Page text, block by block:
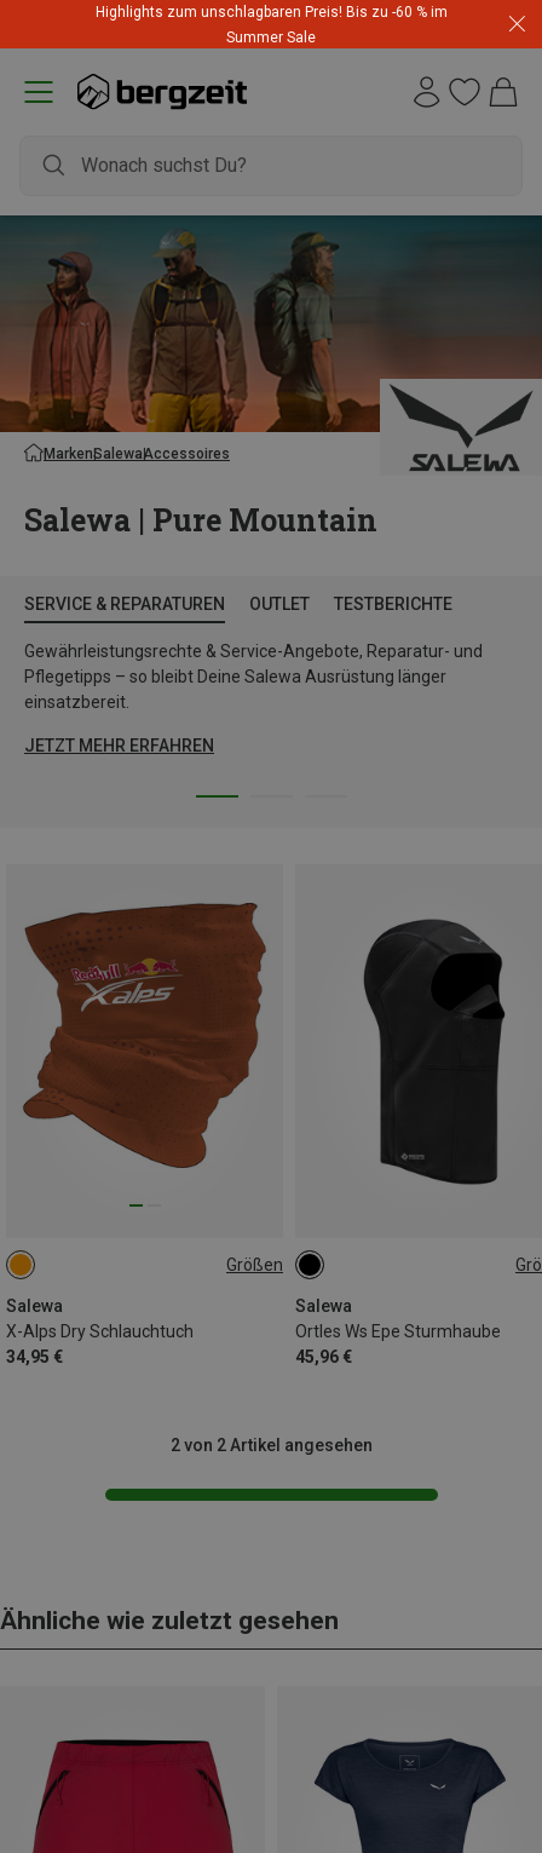
Highlights zum unschlagbaren Preis! Bis zu -60 % im
Summer Sale
MarkenSalewaAccessoires
Salewa | Pure Mountain
SERVICE & REPARATUREN OUTLET TESTBERICHTE
Gewährleistungsrechte & Service-Angebote, Reparatur- und
Pflegetipps – so bleibt Deine Salewa Ausrüstung länger
einsatzbereit.
JETZT MEHR ERFAHREN
Größen
Salewa
X-Alps Dry Schlauchtuch
34,95 €
ONE SIZE
Salewa
Ortles Ws Epe Sturmhaube
45,96 €
56
2 von 2 Artikel angesehen
Ähnliche wie zuletzt gesehen